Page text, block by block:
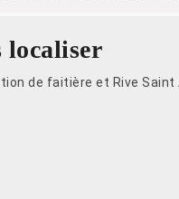
localiser
de faitière et Rive Saint